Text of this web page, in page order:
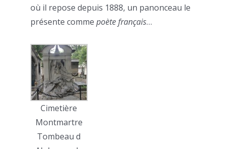
où il repose depuis 1888, un panonceau le
présente comme poète français…
Cimetière
Montmartre
Tombeau d